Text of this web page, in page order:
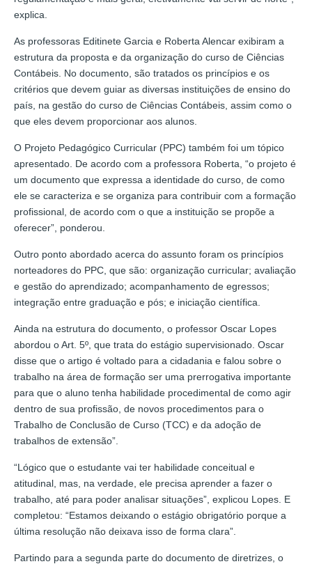
explica.
As professoras Editinete Garcia e Roberta Alencar exibiram a
estrutura da proposta e da organização do curso de Ciências
Contábeis. No documento, são tratados os princípios e os
critérios que devem guiar as diversas instituições de ensino do
país, na gestão do curso de Ciências Contábeis, assim como o
que eles devem proporcionar aos alunos.
O Projeto Pedagógico Curricular (PPC) também foi um tópico
apresentado. De acordo com a professora Roberta, “o projeto é
um documento que expressa a identidade do curso, de como
ele se caracteriza e se organiza para contribuir com a formação
profissional, de acordo com o que a instituição se propõe a
oferecer”, ponderou.
Outro ponto abordado acerca do assunto foram os princípios
norteadores do PPC, que são: organização curricular; avaliação
e gestão do aprendizado; acompanhamento de egressos;
integração entre graduação e pós; e iniciação científica.
Ainda na estrutura do documento, o professor Oscar Lopes
abordou o Art. 5º, que trata do estágio supervisionado. Oscar
disse que o artigo é voltado para a cidadania e falou sobre o
trabalho na área de formação ser uma prerrogativa importante
para que o aluno tenha habilidade procedimental de como agir
dentro de sua profissão, de novos procedimentos para o
Trabalho de Conclusão de Curso (TCC) e da adoção de
trabalhos de extensão”.
“Lógico que o estudante vai ter habilidade conceitual e
atitudinal, mas, na verdade, ele precisa aprender a fazer o
trabalho, até para poder analisar situações”, explicou Lopes. E
completou: “Estamos deixando o estágio obrigatório porque a
última resolução não deixava isso de forma clara”.
Partindo para a segunda parte do documento de diretrizes, o